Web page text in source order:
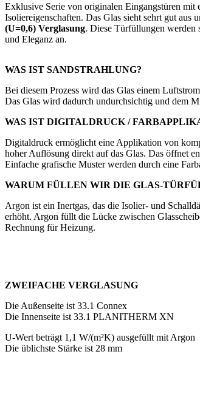
Exklusive Serie von originalen Eingangstüren mit
Isoliereigenschaften. Das Glas sieht sehrt gut
(U=0,6) Verglasung. Diese Türfüllungen werden
und Eleganz an.
WAS IST SANDSTRAHLUNG?
Bei diesem Prozess wird das Glas einem
Das Glas wird dadurch undurchsichtig und dem
WAS IST DIGITALDRUCK /
Digitaldruck ermöglicht eine Applikation von
hoher Auflösung direkt auf das Glas. Das öffnet
Einfache grafische Muster werden durch eine
WARUM FÜLLEN WIR DIE GLAS-
Argon ist ein Inertgas, das die Isolier- und
erhöht. Argon füllt die Lücke zwischen
Rechnung für Heizung.
ZWEIFACHE VERGLASUNG
Die Außenseite ist 33.1 Connex
Die Innenseite ist 33.1 PLANITHERM XN
U-Wert beträgt 1,1 W/(m²K) ausgefüllt mit Argon
Die üblichste Stärke ist 28 mm